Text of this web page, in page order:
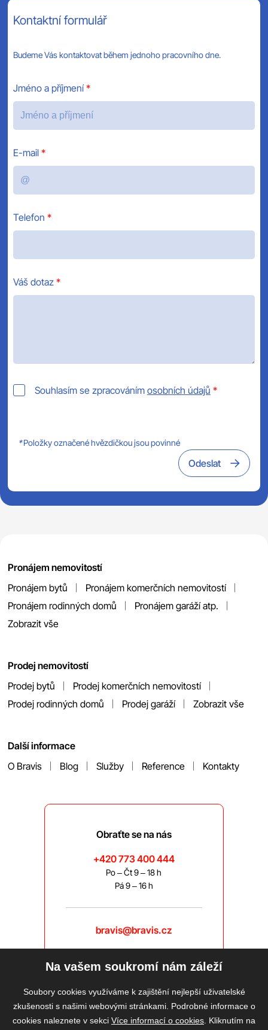
Kontaktní formulář
Budeme Vás kontaktovat během jednoho pracovního dne.
Jméno a příjmení
E-mail
Telefon
Váš dotaz
Souhlasím se zpracováním osobních údajů
*Položky označené hvězdičkou jsou povinné
Odeslat
Pronájem nemovitostí
Pronájem bytů
Pronájem komerčních nemovitostí
Pronájem rodinných domů
Pronájem garáží atp.
Zobrazit vše
Prodej nemovitostí
Prodej bytů
Prodej komerčních nemovitostí
Prodej rodinných domů
Prodej garáží Zobrazit vše
Další informace
O Bravis
Blog Služby Reference Kontakty
Obraťte se na nás
+420 773 400 444
Po – Čt 9 – 18 h
Pá 9 – 16 h
bravis@bravis.cz
Na vašem soukromí nám záleží
Soubory cookies využíváme k zajištění nejlepší uživatelské
zkušenosti s našimi webovými stránkami. Podrobné informace o
cookies naleznete v sekci Více informací o cookies . Kliknutím na